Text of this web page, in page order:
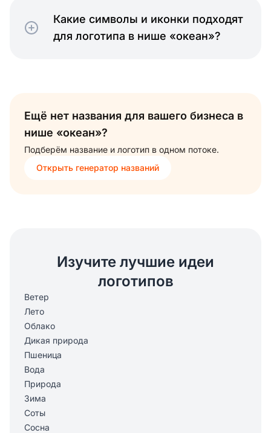
Какие символы и иконки подходят
для логотипа в нише «океан»?
Ещё нет названия для вашего бизнеса в
нише «океан»?
Подберём название и логотип в одном потоке.
Открыть генератор названий
Изучите лучшие идеи
логотипов
Ветер
Лето
Облако
Дикая природа
Пшеница
Вода
Природа
Зима
Соты
Сосна